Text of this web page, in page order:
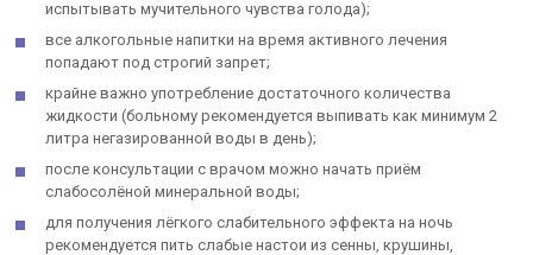
испытывать мучительного чувства голода);
все алкогольные напитки на время активного лечения
попадают под строгий запрет;
крайне важно употребление достаточного количества
жидкости (больному рекомендуется выпивать как минимум 2
литра негазированной воды в день);
после консультации с врачом можно начать приём
слабосолёной минеральной воды;
для получения лёгкого слабительного эффекта на ночь
рекомендуется пить слабые настои из сенны, крушины,